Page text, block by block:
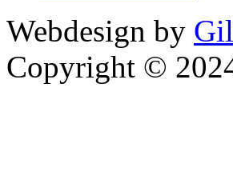
Webdesign by
Copyright ©